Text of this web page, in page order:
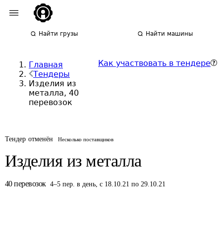
Найти грузы Найти машины
Главная
Тендеры
Изделия из
металла, 40
перевозок
Как участвовать в тендере
Тендер отменён Несколько поставщиков
Изделия из металла
40 перевозок 4–5 пер. в день, с 18.10.21 по 29.10.21